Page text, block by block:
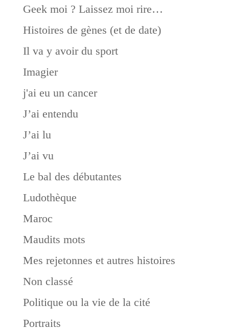
Geek moi ? Laissez moi rire…
Histoires de gènes (et de date)
Il va y avoir du sport
Imagier
j'ai eu un cancer
J’ai entendu
J’ai lu
J’ai vu
Le bal des débutantes
Ludothèque
Maroc
Maudits mots
Mes rejetonnes et autres histoires
Non classé
Politique ou la vie de la cité
Portraits